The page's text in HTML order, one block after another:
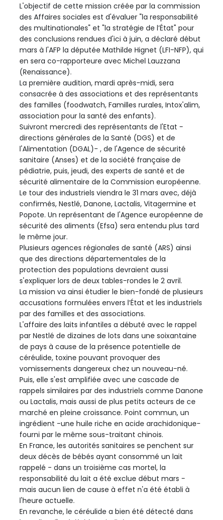
L'objectif de cette mission créée par la commission
des Affaires sociales est d'évaluer "la responsabilité
des multinationales" et "la stratégie de l’État" pour
des conclusions rendues d'ici à juin, a déclaré début
mars à l'AFP la députée Mathilde Hignet (LFI-NFP), qui
en sera co-rapporteure avec Michel Lauzzana
(Renaissance).
La première audition, mardi après-midi, sera
consacrée à des associations et des représentants
des familles (foodwatch, Familles rurales, Intox'alim,
association pour la santé des enfants).
Suivront mercredi des représentants de l'Etat -
directions générales de la Santé (DGS) et de
l'Alimentation (DGAL)- , de l'Agence de sécurité
sanitaire (Anses) et de la société française de
pédiatrie, puis, jeudi, des experts de santé et de
sécurité alimentaire de la Commission européenne.
Le tour des industriels viendra le 31 mars avec, déjà
confirmés, Nestlé, Danone, Lactalis, Vitagermine et
Popote. Un représentant de l'Agence européenne de
sécurité des aliments (Efsa) sera entendu plus tard
le même jour.
Plusieurs agences régionales de santé (ARS) ainsi
que des directions départementales de la
protection des populations devraient aussi
s'expliquer lors de deux tables-rondes le 2 avril.
La mission va ainsi étudier le bien-fondé de plusieurs
accusations formulées envers l’État et les industriels
par des familles et des associations.
L'affaire des laits infantiles a débuté avec le rappel
par Nestlé de dizaines de lots dans une soixantaine
de pays à cause de la présence potentielle de
céréulide, toxine pouvant provoquer des
vomissements dangereux chez un nouveau-né.
Puis, elle s'est amplifiée avec une cascade de
rappels similaires par des industriels comme Danone
ou Lactalis, mais aussi de plus petits acteurs de ce
marché en pleine croissance. Point commun, un
ingrédient -une huile riche en acide arachidonique-
fourni par le même sous-traitant chinois.
En France, les autorités sanitaires se penchent sur
deux décès de bébés ayant consommé un lait
rappelé - dans un troisième cas mortel, la
responsabilité du lait a été exclue début mars -
mais aucun lien de cause à effet n'a été établi à
l'heure actuelle.
En revanche, le céréulide a bien été détecté dans